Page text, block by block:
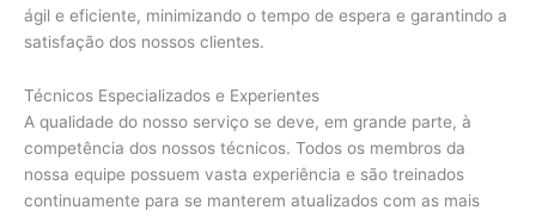
ágil e eficiente, minimizando o tempo de espera e garantindo a
satisfação dos nossos clientes.
Técnicos Especializados e Experientes
A qualidade do nosso serviço se deve, em grande parte, à
competência dos nossos técnicos. Todos os membros da
nossa equipe possuem vasta experiência e são treinados
continuamente para se manterem atualizados com as mais